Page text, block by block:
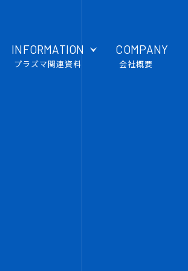
INFORMATION
プラズマ関連資料
COMPANY
会社概要